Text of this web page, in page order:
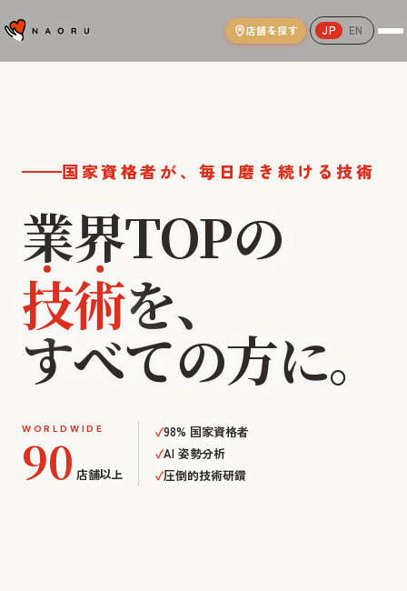
店舗を探す JP EN
本気
国家資格者が、毎日磨き続ける技術
業界TOPの
技術を、
すべての方に。
世界
WORLDWIDE
90 店舗以上
✓98% 国家資格者
✓AI 姿勢分析
✓圧倒的技術研鑽